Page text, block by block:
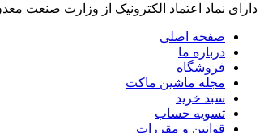
دارای نماد اعتماد الکترونیک از وزارت صنعت
صفحه اصلی
درباره ما
فروشگاه
مجله ماشین ماکت
سبد خرید
تسویه حساب
قوانین و مقررات